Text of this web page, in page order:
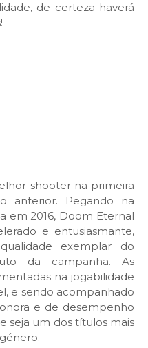
de certeza haverá
shooter na primeira
anterior. Pegando na
em 2016, Doom Eternal
e entusiasmante,
exemplar do
da campanha. As
na jogabilidade
e sendo acompanhado
e de desempenho
seja um dos títulos mais